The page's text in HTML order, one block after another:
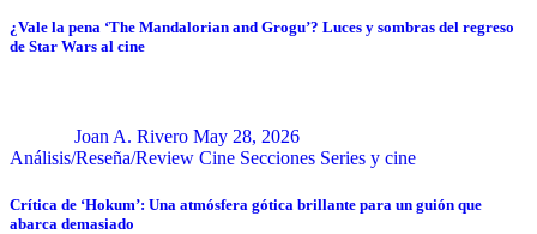
¿Vale la pena ‘The Mandalorian and Grogu’? Luces y sombras del regreso
de Star Wars al cine
Joan A. Rivero May 28, 2026
Análisis/Reseña/Review Cine Secciones Series y cine
Crítica de ‘Hokum’: Una atmósfera gótica brillante para un guión que
abarca demasiado